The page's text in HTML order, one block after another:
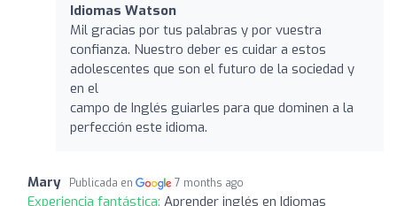
Idiomas Watson
Mil gracias por tus palabras y por vuestra
confianza. Nuestro deber es cuidar a estos
adolescentes que son el futuro de la sociedad y
en el
campo de Inglés guiarles para que dominen a la
perfección este idioma.
Mary Publicada en 7 months ago
Experiencia fantástica: Aprender inglés en Idiomas